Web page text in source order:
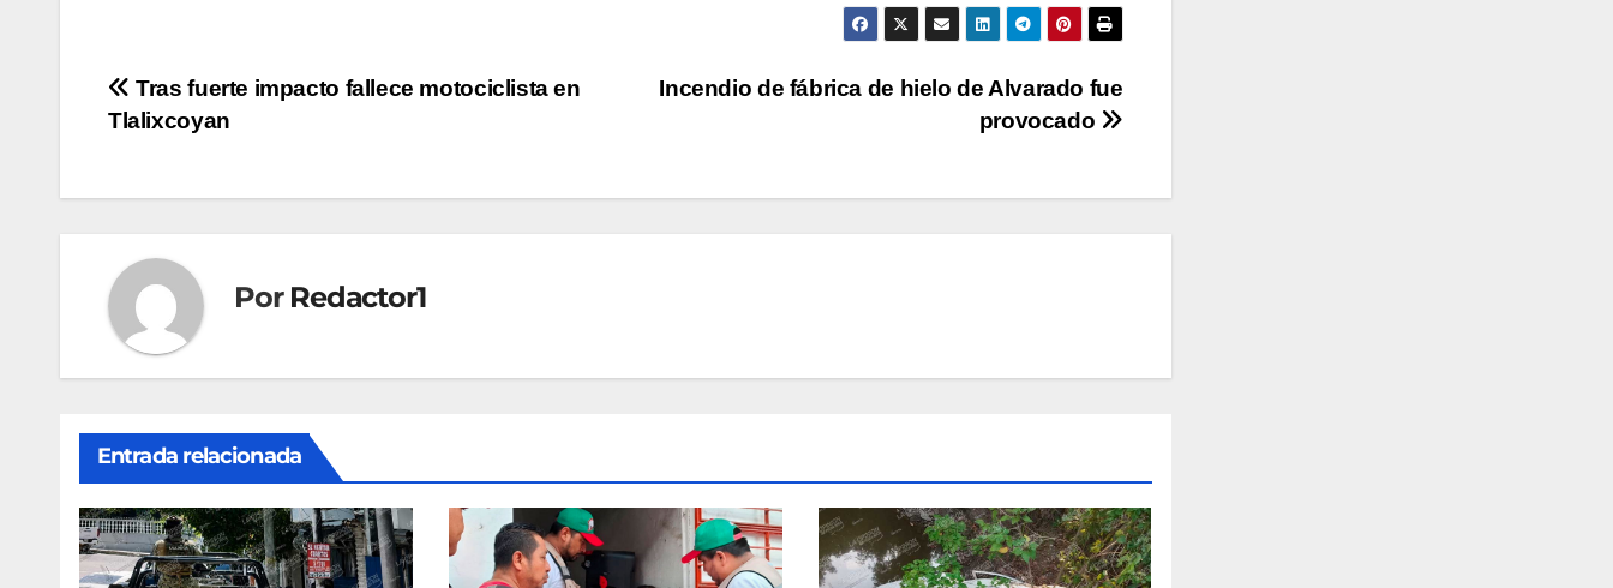
Navegación
entradas
Incendio de fábrica de hielo de Alvarado fue
provocado
Tras fuerte impacto fallece motociclista en
Tlalixcoyan
Por Redactor1
Entrada relacionada